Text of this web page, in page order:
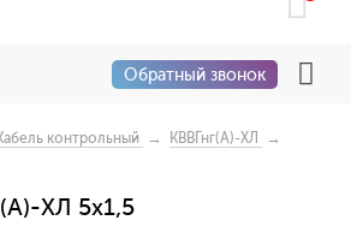
Обратный звонок
контрольный → КВВГнг(А)-ХЛ
→
ХЛ 5x1,5